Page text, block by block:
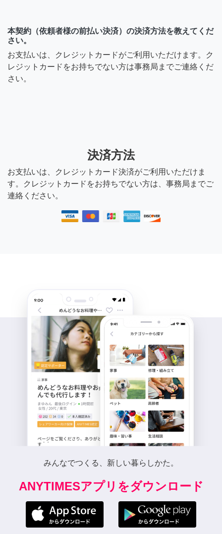
本契約（依頼者様の前払い決済）の決済方法を教えてくだ
さい。
お支払いは、クレジットカードがご利用いただけます。ク
レジットカードをお持ちでない方は事務局までご連絡くだ
さい。
決済方法
お支払いは、クレジットカード決済がご利用いただけま
す。クレジットカードをお持ちでない方は、事務局までご
連絡ください。
みんなでつくる、新しい暮らしかた。
ANYTIMESアプリをダウンロード